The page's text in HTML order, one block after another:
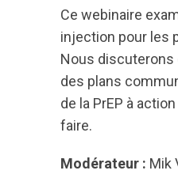
Ce webinaire
injection pour les
Nous discuterons
des plans
de la PrEP à
faire.
Modérateur : Mik